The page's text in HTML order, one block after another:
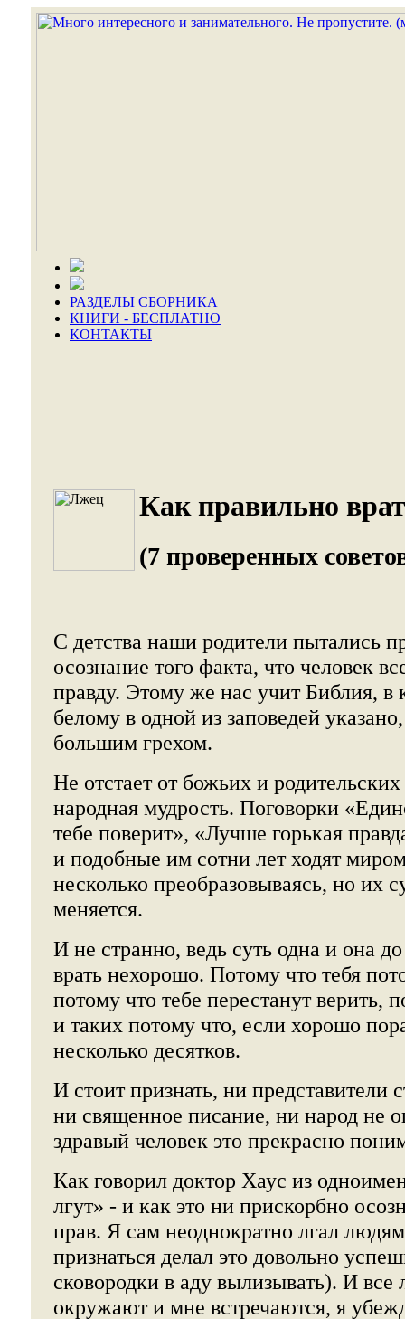
РАЗДЕЛЫ СБОРНИКА
КНИГИ - БЕСПЛАТНО
КОНТАКТЫ
Как правильно
(7 проверенных
С детства наши родители пытались
осознание того факта, что человек
правду. Этому же нас учит Библия, в
белому в одной из заповедей
большим грехом.
Не отстает от божьих и
народная мудрость. Поговорки
тебе поверит», «Лучше горькая
и подобные им сотни лет ходят
несколько преобразовываясь, но их
меняется.
И не странно, ведь суть одна и она
врать нехорошо. Потому что тебя
потому что тебе перестанут верить,
и таких потому что, если хорошо
несколько десятков.
И стоит признать, ни представители
ни священное писание, ни народ не
здравый человек это прекрасно
Как говорил доктор Хаус из
лгут» - и как это ни прискорбно
прав. Я сам неоднократно лгал
признаться делал это довольно
сковородки в аду вылизывать). И
окружают и мне встречаются, я